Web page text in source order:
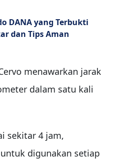
DANA yang Terbukti
dan Tips Aman
menawarkan jarak
dalam satu kali
sekitar 4 jam,
digunakan setiap